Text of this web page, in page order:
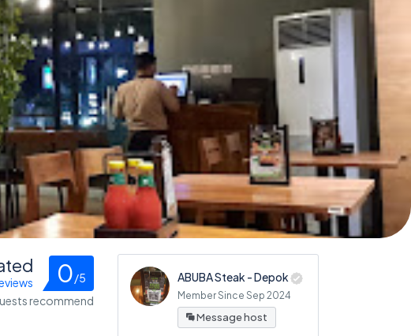
0/5
recommend
ABUBA Steak - Depok
Member Since Sep 2024
Message host